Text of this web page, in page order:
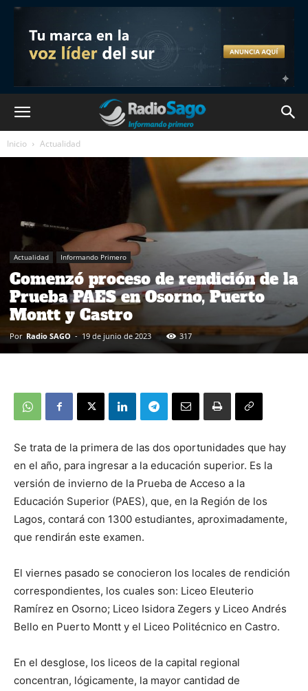
Inicio Actualidad
Actualidad Informando Primero
Comenzó proceso de rendición de la
Prueba PAES en Osorno, Puerto
Montt y Castro
Por Radio SAGO - 19 de junio de 2023 317
Se trata de la primera de las dos oportunidades que hay
en el año, para ingresar a la educación superior. Es la
versión de invierno de la Prueba de Acceso a la
Educación Superior (PAES), que, en la Región de los
Lagos, contará con 1300 estudiantes, aproximadamente,
que rendirán este examen.
El viernes pasado se conocieron los locales de rendición
correspondientes, los cuales son: Liceo Eleuterio
Ramírez en Osorno; Liceo Isidora Zegers y Liceo Andrés
Bello en Puerto Montt y el Liceo Politécnico en Castro.
En el desglose, los liceos de la capital regional
concentran, lógicamente, la mayor cantidad de